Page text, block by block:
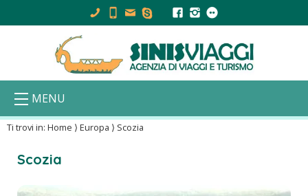
MENU
Ti trovi in: Home ⟩ Europa ⟩ Scozia
Scozia